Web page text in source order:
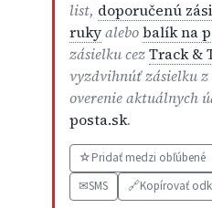
list, doporučenú
rukyalebobalík na
zásielku cezTrack &
vyzdvihnúť zásielku z
overenie aktuálnych
posta.sk.
☆Pridať medzi obľúbené
✉SMS 🔗Kopírovať